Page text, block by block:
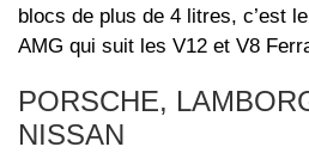
blocs de plus de 4 litres, c’est
AMG qui suit les V12 et V8
PORSCHE,
NISSAN